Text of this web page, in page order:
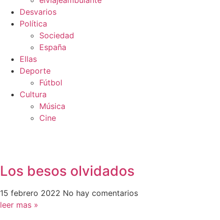
Desvarios
Política
Sociedad
España
Ellas
Deporte
Fútbol
Cultura
Música
Cine
Los besos olvidados
15 febrero 2022 No hay comentarios
leer mas »